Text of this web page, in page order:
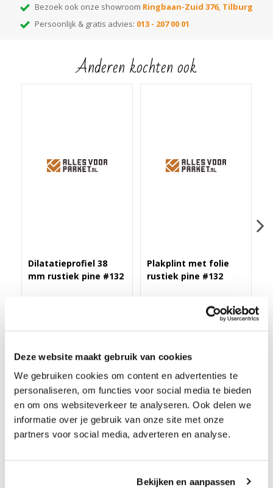
Deze website maakt gebruik van cookies
We gebruiken cookies om content en advertenties te
personaliseren, om functies voor social media te bieden
en om ons websiteverkeer te analyseren. Ook delen we
informatie over je gebruik van onze site met onze
partners voor social media, adverteren en analyse.
Bekijken en aanpassen
Bezoek ook onze showroom Ringbaan-Zuid 376, Tilburg
Persoonlijk & gratis advies: 013 - 207 00 01
Anderen kochten ook
Dilatatieprofiel 38
mm rustiek pine #132
Plakplint met folie
rustiek pine #132
ZELFKL. ROZET (17 MM) RUSTIEK PINE #132 (10 ST)
Deze zelfklevende rozet in meer dan 175 kleuren folie heeft een
binnendiameter van 17 mm en een buitendiameter van 55 mm.
Hiermee werkt u verwarmingsbuizen keurig af in dezelfde kleur
als de vloer. De rozetten zijn eenvoudig op maat te maken door